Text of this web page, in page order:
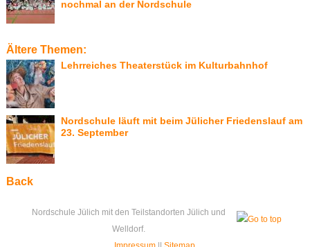
nochmal an der Nordschule
Ältere Themen:
Lehrreiches Theaterstück im Kulturbahnhof
Nordschule läuft mit beim Jülicher Friedenslauf am
23. September
Back
Nordschule Jülich mit den Teilstandorten Jülich und
Welldorf.